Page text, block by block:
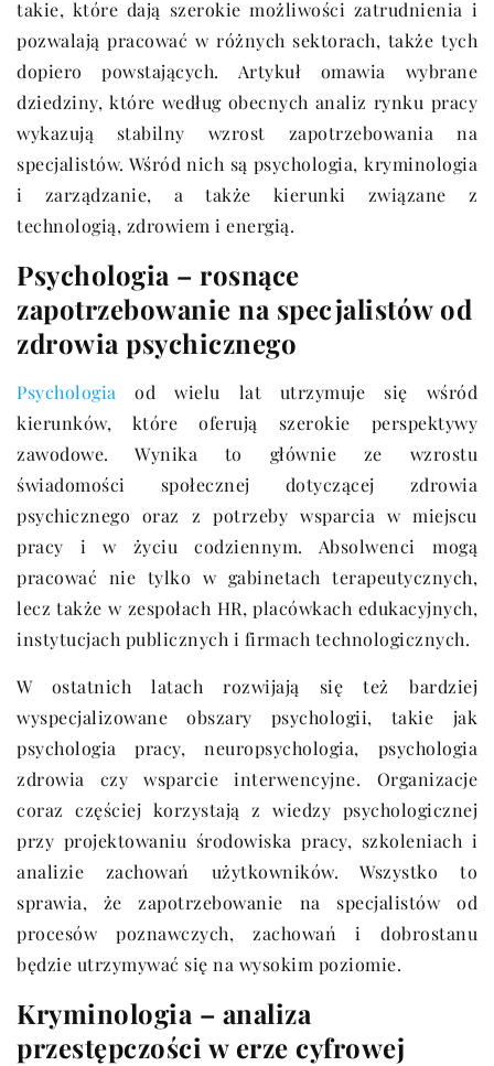
takie, które dają szerokie możliwości zatrudnienia i
pozwalają pracować w różnych sektorach, także tych
dopiero powstających. Artykuł omawia wybrane
dziedziny, które według obecnych analiz rynku pracy
wykazują stabilny wzrost zapotrzebowania na
specjalistów. Wśród nich są psychologia, kryminologia
i zarządzanie, a także kierunki związane z
technologią, zdrowiem i energią.
Psychologia – rosnące
zapotrzebowanie na specjalistów od
zdrowia psychicznego
Psychologia od wielu lat utrzymuje się wśród
kierunków, które oferują szerokie perspektywy
zawodowe. Wynika to głównie ze wzrostu
świadomości społecznej dotyczącej zdrowia
psychicznego oraz z potrzeby wsparcia w miejscu
pracy i w życiu codziennym. Absolwenci mogą
pracować nie tylko w gabinetach terapeutycznych,
lecz także w zespołach HR, placówkach edukacyjnych,
instytucjach publicznych i firmach technologicznych.
W ostatnich latach rozwijają się też bardziej
wyspecjalizowane obszary psychologii, takie jak
psychologia pracy, neuropsychologia, psychologia
zdrowia czy wsparcie interwencyjne. Organizacje
coraz częściej korzystają z wiedzy psychologicznej
przy projektowaniu środowiska pracy, szkoleniach i
analizie zachowań użytkowników. Wszystko to
sprawia, że zapotrzebowanie na specjalistów od
procesów poznawczych, zachowań i dobrostanu
będzie utrzymywać się na wysokim poziomie.
Kryminologia – analiza
przestępczości w erze cyfrowej